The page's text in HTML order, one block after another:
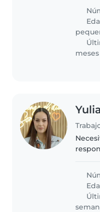
año y
que..
meses
de
con